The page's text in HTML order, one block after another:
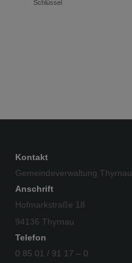
Schlüssel
Kontakt
Gemeindeverwaltung Thyrnau
Anschrift
Hofmarkstraße 18
94136 Thyrnau
Telefon
0 85 01 / 91 17 – 0